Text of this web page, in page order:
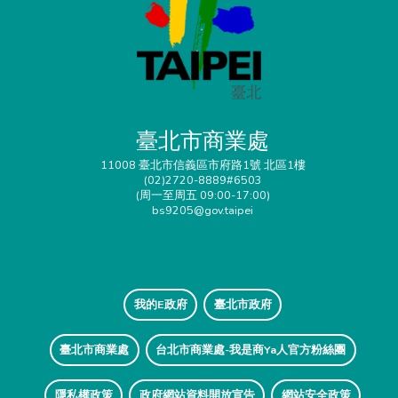
臺北市商業處
11008 臺北市信義區市府路1號 北區1樓
(02)2720-8889#6503
(周一至周五 09:00-17:00)
bs9205@gov.taipei
我的E政府 臺北市政府
臺北市商業處 台北市商業處-我是商Ya人官方粉絲團